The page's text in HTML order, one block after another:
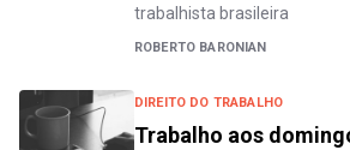
trabalhista brasileira
ROBERTO BARONIAN
DIREITO DO TRABALHO
Trabalho aos